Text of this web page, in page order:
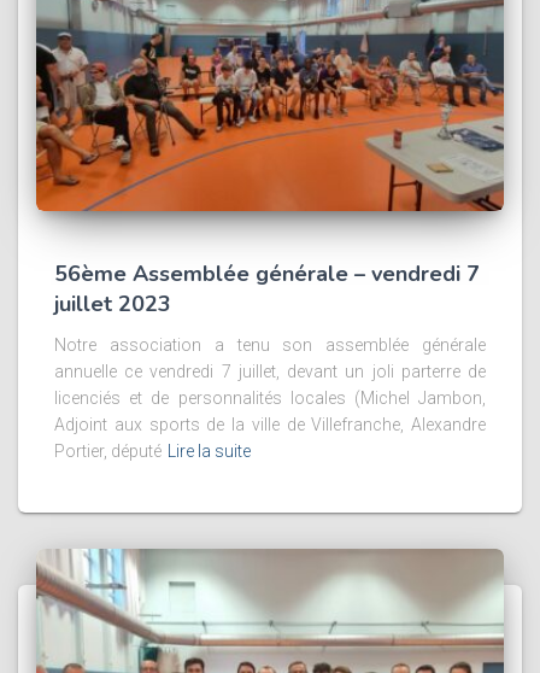
56ème Assemblée générale – vendredi 7
juillet 2023
Notre association a tenu son assemblée générale
annuelle ce vendredi 7 juillet, devant un joli parterre de
licenciés et de personnalités locales (Michel Jambon,
Adjoint aux sports de la ville de Villefranche, Alexandre
Portier, député Lire la suite